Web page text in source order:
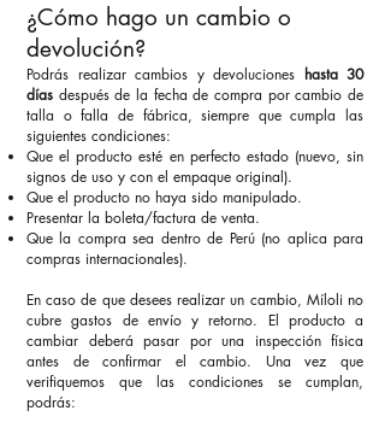
¿Cómo hago un cambio o
devolución?
Podrás realizar cambios y devoluciones hasta 30
días después de la fecha de compra por cambio de
talla o falla de fábrica, siempre que cumpla las
siguientes condiciones:
Que el producto esté en perfecto estado (nuevo, sin
signos de uso y con el empaque original).
Que el producto no haya sido manipulado.
Presentar la boleta/factura de venta.
Que la compra sea dentro de Perú (no aplica para
compras internacionales).
En caso de que desees realizar un cambio, Míloli no
cubre gastos de envío y retorno. El producto a
cambiar deberá pasar por una inspección física
antes de confirmar el cambio. Una vez que
verifiquemos que las condiciones se cumplan,
podrás: